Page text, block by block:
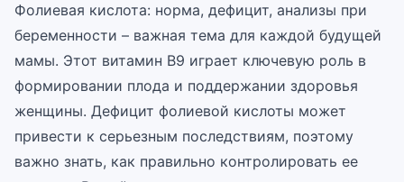
Фолиевая кислота: норма, дефицит, анализы при
беременности – важная тема для каждой будущей
мамы. Этот витамин B9 играет ключевую роль в
формировании плода и поддержании здоровья
женщины. Дефицит фолиевой кислоты может
привести к серьезным последствиям, поэтому
важно знать, как правильно контролировать ее